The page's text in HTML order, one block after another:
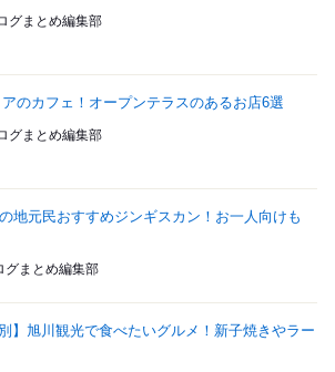
グまとめ編集部
のカフェ！オープンテラスのあるお店6選
グまとめ編集部
地元民おすすめジンギスカン！お一人向けも
グまとめ編集部
別】旭川観光で食べたいグルメ！新子焼きやラー